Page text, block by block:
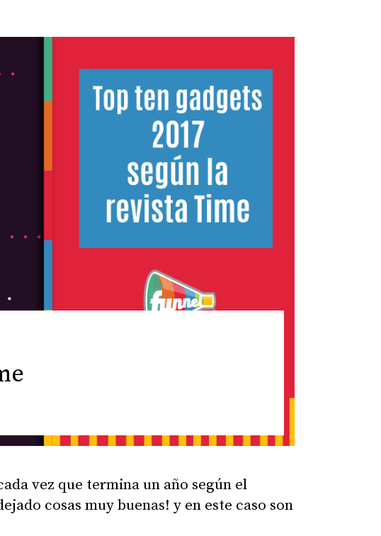
vez que termina un año según el
cosas muy buenas! y en este caso son